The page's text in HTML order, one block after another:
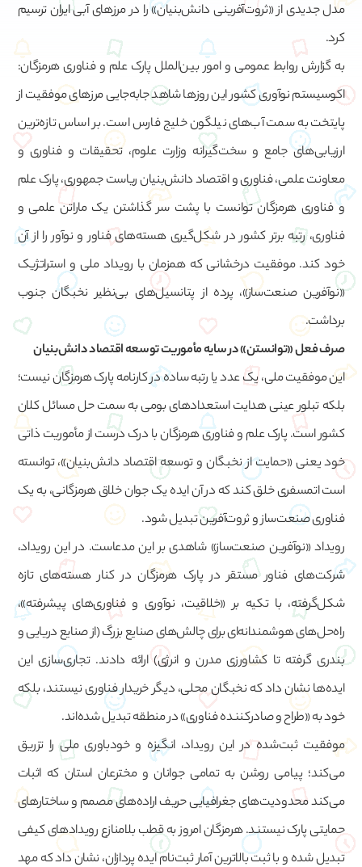
مدل جدیدی از «ثروت‌آفرینی دانش‌بنیان» را در مرزهای آبی ایران ترسیم
کرد.
به گزارش روابط عمومی و امور بین‌الملل پارک علم و فناوری هرمزگان:
اکوسیستم نوآوری کشور این روزها شاهد جابه‌جایی مرزهای موفقیت از
پایتخت به سمت آب‌های نیلگون خلیج فارس است. بر اساس تازه‌ترین
ارزیابی‌های جامع و سخت‌گیرانه وزارت علوم، تحقیقات و فناوری و
معاونت علمی، فناوری و اقتصاد دانش‌بنیان ریاست جمهوری، پارک علم
و فناوری هرمزگان توانست با پشت سر گذاشتن یک ماراتن علمی و
فناوری، رتبه برتر کشور در شکل‌گیری هسته‌های فناور و نوآور را از آن
خود کند. موفقیت درخشانی که همزمان با رویداد ملی و استراتژیک
«نوآفرین صنعت‌ساز»، پرده از پتانسیل‌های بی‌نظیر نخبگان جنوب
برداشت.
صرف فعل «توانستن» در سایه مأموریت توسعه اقتصاد دانش‌بنیان
این موفقیت ملی، یک عدد یا رتبه ساده در کارنامه پارک هرمزگان نیست؛
بلکه تبلور عینی هدایت استعدادهای بومی به سمت حل مسائل کلان
کشور است. پارک علم و فناوری هرمزگان با درک درست از مأموریت ذاتی
خود یعنی «حمایت از نخبگان و توسعه اقتصاد دانش‌بنیان»، توانسته
است اتمسفری خلق کند که در آن ایده یک جوان خلاق هرمزگانی، به یک
فناوری صنعت‌ساز و ثروت‌آفرین تبدیل شود.
رویداد «نوآفرین صنعت‌ساز» شاهدی بر این مدعاست. در این رویداد،
شرکت‌های فناور مستقر در پارک هرمزگان در کنار هسته‌های تازه
شکل‌گرفته، با تکیه بر «خلاقیت، نوآوری و فناوری‌های پیشرفته»،
راه‌حل‌های هوشمندانه‌ای برای چالش‌های صنایع بزرگ (از صنایع دریایی و
بندری گرفته تا کشاورزی مدرن و انرژی) ارائه دادند. تجاری‌سازی این
ایده‌ها نشان داد که نخبگان محلی، دیگر خریدار فناوری نیستند، بلکه
خود به «طراح و صادرکننده فناوری» در منطقه تبدیل شده‌اند.
موفقیت ثبت‌شده در این رویداد، انگیزه و خودباوری ملی را تزریق
می‌کند؛ پیامی روشن به تمامی جوانان و مخترعان استان که اثبات
می‌کند محدودیت‌های جغرافیایی حریف اراده‌های مصمم و ساختارهای
حمایتی پارک نیستند. هرمزگان امروز به قطب بلامنازع رویدادهای کیفی
تبدیل شده و با ثبت بالاترین آمار ثبت‌نام ایده پردازان، نشان داد که مهد